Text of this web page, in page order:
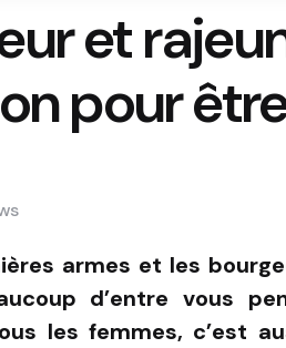
et
pour
armes et les
d’entre vous
les femmes, c’est